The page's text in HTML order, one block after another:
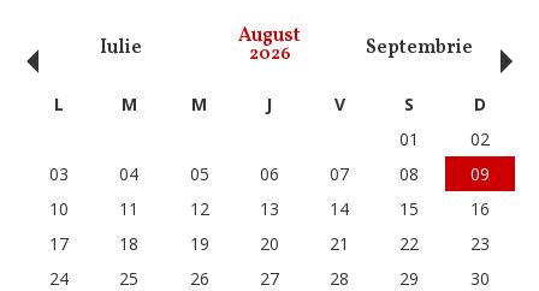
Iulie August
2026 Septembrie
‹ L M M J V S
D
01
02
03
04 05 06 07 08
09
10
11 12 13 14 15
16
17
18 19 20 21 22
23
24
25 26 27 28 29
30